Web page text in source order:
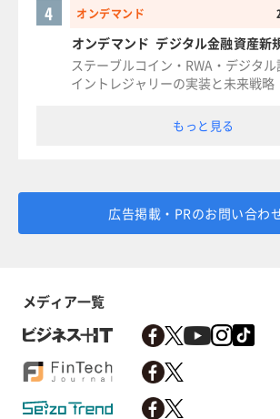
オンデマンド
4
オンデマンド デジタル金融資産新
ステーブルコイン・RWA・デジタ
イントレジャリーの実装と未来戦略
もっと見る
広告掲載・PRのお問い合わ
メディア一覧